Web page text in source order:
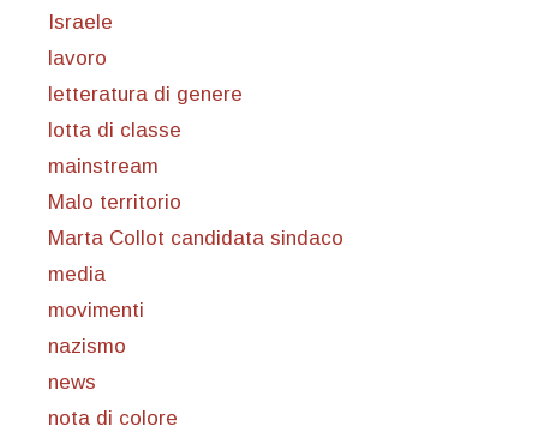
Israele
lavoro
letteratura di genere
lotta di classe
mainstream
Malo territorio
Marta Collot candidata sindaco
media
movimenti
nazismo
news
nota di colore